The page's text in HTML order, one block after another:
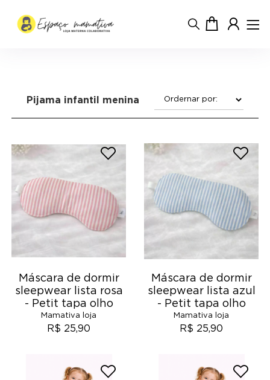
Pijama infantil menina
Máscara de dormir
sleepwear lista rosa
- Petit tapa olho
Mamativa loja
R$ 25,90
Máscara de dormir
sleepwear lista azul
- Petit tapa olho
Mamativa loja
R$ 25,90